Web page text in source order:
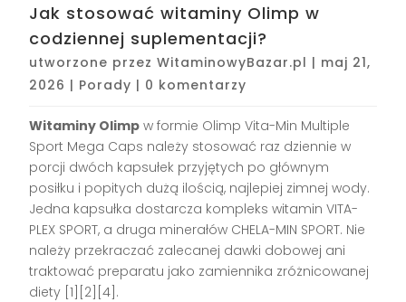
Jak stosować witaminy Olimp w
codziennej suplementacji?
utworzone przezWitaminowyBazar.pl | maj 21,
2026 | Porady | 0 komentarzy
Witaminy Olimp w formie Olimp Vita-Min Multiple
Sport Mega Caps należy stosować raz dziennie w
porcji dwóch kapsułek przyjętych po głównym
posiłku i popitych dużą ilością, najlepiej zimnej wody.
Jedna kapsułka dostarcza kompleks witamin VITA-
PLEX SPORT, a druga minerałów CHELA-MIN SPORT. Nie
należy przekraczać zalecanej dawki dobowej ani
traktować preparatu jako zamiennika zróżnicowanej
diety [1][2][4].